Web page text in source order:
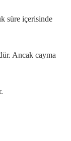
süre içerisinde
Ancak cayma